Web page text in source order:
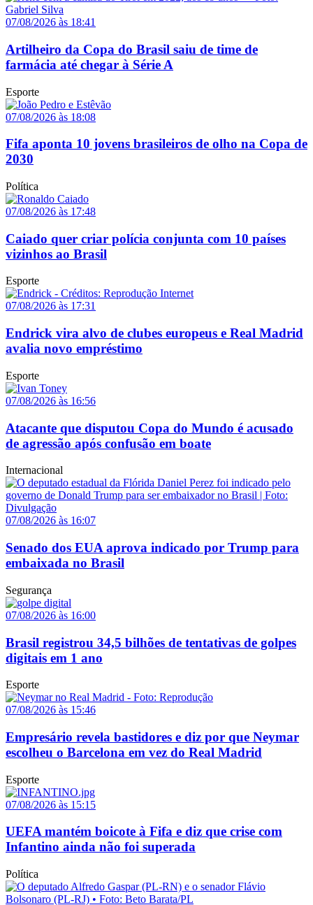
07/08/2026 às 18:41
Artilheiro da Copa do Brasil saiu de time de
farmácia até chegar à Série A
Esporte
07/08/2026 às 18:08
Fifa aponta 10 jovens brasileiros de olho na Copa de
2030
Política
07/08/2026 às 17:48
Caiado quer criar polícia conjunta com 10 países
vizinhos ao Brasil
Esporte
07/08/2026 às 17:31
Endrick vira alvo de clubes europeus e Real Madrid
avalia novo empréstimo
Esporte
07/08/2026 às 16:56
Atacante que disputou Copa do Mundo é acusado
de agressão após confusão em boate
Internacional
07/08/2026 às 16:07
Senado dos EUA aprova indicado por Trump para
embaixada no Brasil
Segurança
07/08/2026 às 16:00
Brasil registrou 34,5 bilhões de tentativas de golpes
digitais em 1 ano
Esporte
07/08/2026 às 15:46
Empresário revela bastidores e diz por que Neymar
escolheu o Barcelona em vez do Real Madrid
Esporte
07/08/2026 às 15:15
UEFA mantém boicote à Fifa e diz que crise com
Infantino ainda não foi superada
Política